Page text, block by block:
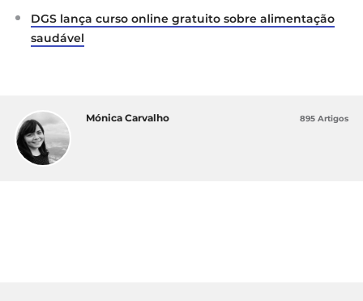
DGS lança curso online gratuito sobre alimentação
saudável
Mónica Carvalho 895 Artigos